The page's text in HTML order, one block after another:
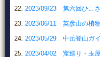
2023/09/23 第六回ひこ
2023/06/11 英彦山の植
2023/05/29 中岳登山ガ
2023/04/02 窟巡り・玉